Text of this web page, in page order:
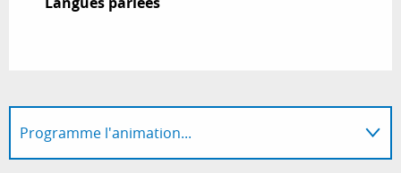
Programme l'animation...